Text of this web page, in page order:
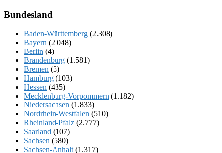
Bundesland
Baden-Württemberg (2.308)
Bayern (2.048)
Berlin (4)
Brandenburg (1.581)
Bremen (3)
Hamburg (103)
Hessen (435)
Mecklenburg-Vorpommern (1.182)
Niedersachsen (1.833)
Nordrhein-Westfalen (510)
Rheinland-Pfalz (2.777)
Saarland (107)
Sachsen (580)
Sachsen-Anhalt (1.317)